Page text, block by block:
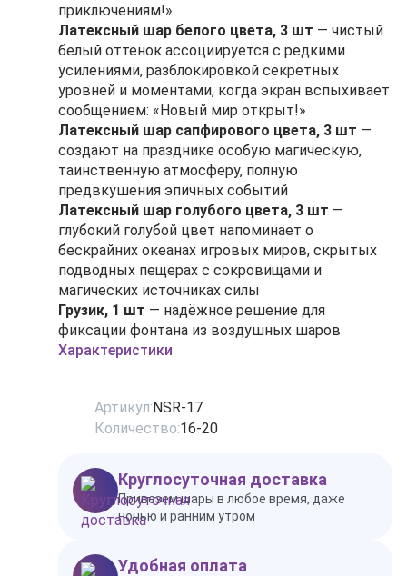
приключениям!»
Латексный шар белого цвета, 3 шт — чистый
белый оттенок ассоциируется с редкими
усилениями, разблокировкой секретных
уровней и моментами, когда экран вспыхивает
сообщением: «Новый мир открыт!»
Латексный шар сапфирового цвета, 3 шт —
создают на празднике особую магическую,
таинственную атмосферу, полную
предвкушения эпичных событий
Латексный шар голубого цвета, 3 шт —
глубокий голубой цвет напоминает о
бескрайних океанах игровых миров, скрытых
подводных пещерах с сокровищами и
магических источниках силы
Грузик, 1 шт — надёжное решение для
фиксации фонтана из воздушных шаров
Характеристики
Артикул:NSR-17
Количество:16-20
Круглосуточная доставка
Привезем шары в любое время, даже
ночью и ранним утром
Удобная оплата